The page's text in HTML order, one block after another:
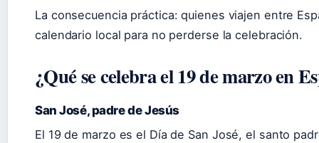
La consecuencia práctica: quienes viajen entre
calendario local para no perderse la celebración.
¿Qué se celebra el 19 de marzo en
San José, padre de Jesús
El 19 de marzo es el Día de San José, el santo